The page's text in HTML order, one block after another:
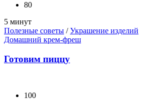
80
5 минут
Полезные советы /Украшение изделий
Домашний крем-фреш
Готовим пиццу
100